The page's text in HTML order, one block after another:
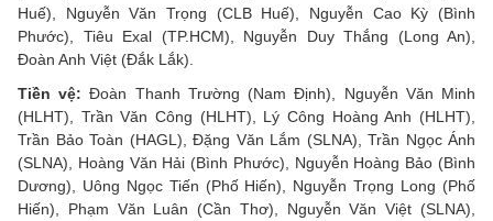
Huế), Nguyễn Văn Trọng (CLB Huế), Nguyễn Cao Kỳ (Bình
Phước), Tiêu Exal (TP.HCM), Nguyễn Duy Thắng (Long An),
Đoàn Anh Việt (Đắk Lắk).
Tiền vệ: Đoàn Thanh Trường (Nam Định), Nguyễn Văn Minh
(HLHT), Trần Văn Công (HLHT), Lý Công Hoàng Anh (HLHT),
Trần Bảo Toàn (HAGL), Đặng Văn Lắm (SLNA), Trần Ngọc Ánh
(SLNA), Hoàng Văn Hải (Bình Phước), Nguyễn Hoàng Bảo (Bình
Dương), Uông Ngọc Tiến (Phố Hiến), Nguyễn Trọng Long (Phố
Hiến), Phạm Văn Luân (Cần Thơ), Nguyễn Văn Việt (SLNA),